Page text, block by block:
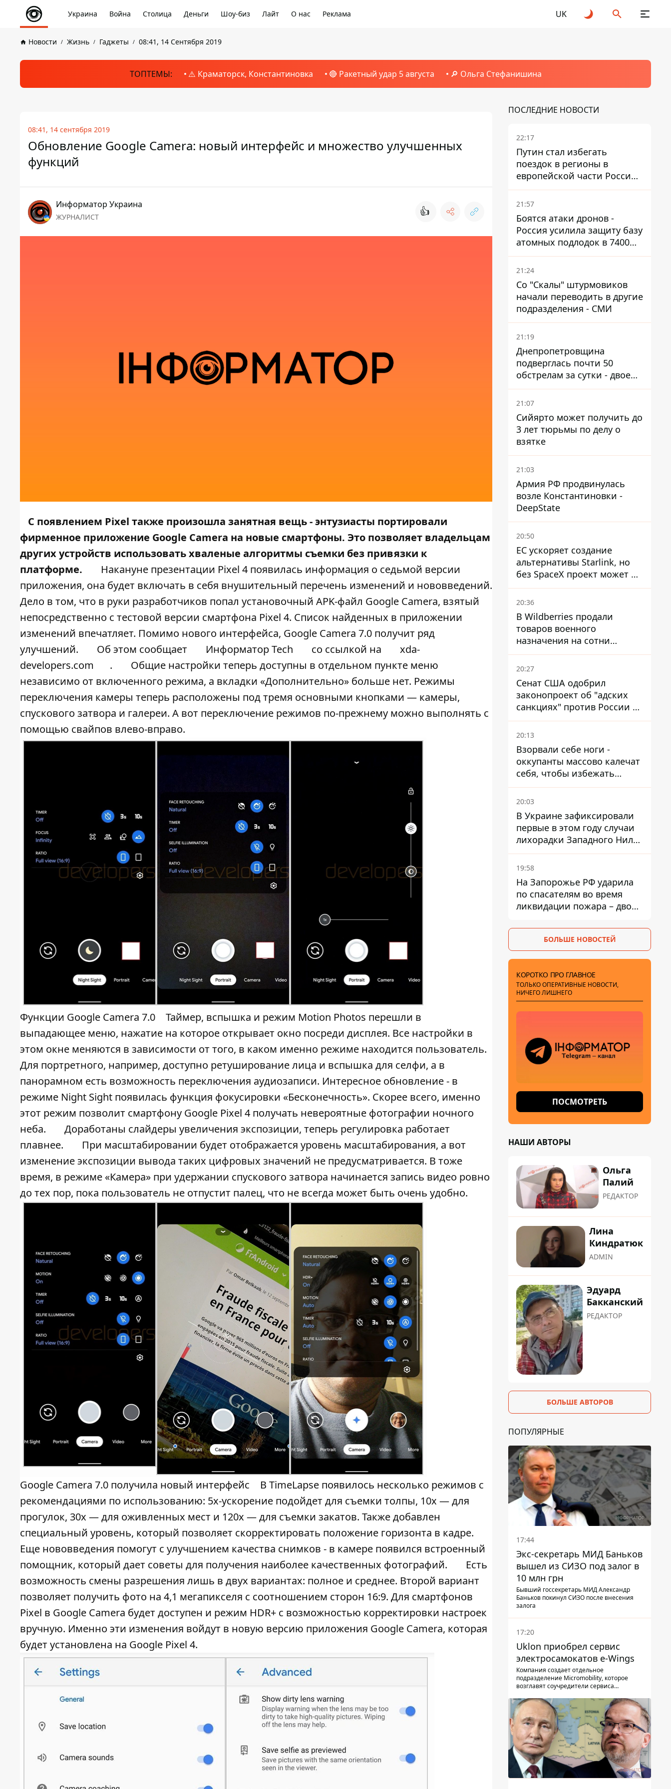
Украина Война Столица Деньги Шоу-биз Лайт О нас Реклама UK
Новости Жизнь Гаджеты 08:41, 14 Сентября 2019
ТОПТЕМЫ: ⚠️ Краматорск, Константиновка 🔴 Ракетный удар 5 августа 🔎 Ольга Стефанишина
08:41, 14 сентября 2019
Обновление Google Camera: новый интерфейс и множество улучшенных
функций
Информатор Украина
ЖУРНАЛИСТ 👍
С появлением Pixel также произошла занятная вещь - энтузиасты портировали
фирменное приложение Google Camera на новые смартфоны. Это позволяет владельцам
других устройств использовать хваленые алгоритмы съемки без привязки к
платформе.
Накануне презентации Pixel 4 появилась информация о седьмой версии
приложения, она будет включать в себя внушительный перечень изменений и нововведений.
Дело в том, что в руки разработчиков попал установочный APK-файл Google Camera, взятый
непосредственно с тестовой версии смартфона Pixel 4. Список найденных в приложении
изменений впечатляет. Помимо нового интерфейса, Google Camera 7.0 получит ряд
улучшений.
Об этом сообщает Информатор Tech со ссылкой на
xda-
developers.com
.
Общие настройки теперь доступны в отдельном пункте меню
независимо от включенного режима, а вкладки «Дополнительно» больше нет. Режимы
переключения камеры теперь расположены под тремя основными кнопками — камеры,
спускового затвора и галереи. А вот переключение режимов по-прежнему можно выполнять с
помощью свайпов влево-вправо.
Функции Google Camera 7.0
Таймер, вспышка и режим Motion Photos перешли в
выпадающее меню, нажатие на которое открывает окно посреди дисплея. Все настройки в
этом окне меняются в зависимости от того, в каком именно режиме находится пользователь.
Для портретного, например, доступно ретуширование лица и вспышка для селфи, а в
панорамном есть возможность переключения аудиозаписи. Интересное обновление - в
режиме Night Sight появилась функция фокусировки «Бесконечность». Скорее всего, именно
этот режим позволит смартфону Google Pixel 4 получать невероятные фотографии ночного
неба.
Доработаны слайдеры увеличения экспозиции, теперь регулировка работает
плавнее.
При масштабировании будет отображается уровень масштабирования, а вот
изменение экспозиции вывода таких цифровых значений не предусматривается. В тоже
время, в режиме «Камера» при удержании спускового затвора начинается запись видео ровно
до тех пор, пока пользователь не отпустит палец, что не всегда может быть очень удобно.
Google Camera 7.0 получила новый интерфейс
В TimeLapse появилось несколько режимов с
рекомендациями по использованию: 5х-ускорение подойдет для съемки толпы, 10х — для
прогулок, 30х — для оживленных мест и 120х — для съемки закатов. Также добавлен
специальный уровень, который позволяет скорректировать положение горизонта в кадре.
Еще нововведения помогут с улучшением качества снимков - в камере появился встроенный
помощник, который дает советы для получения наиболее качественных фотографий.
Есть
возможность смены разрешения лишь в двух вариантах: полное и среднее. Второй вариант
позволяет получить фото на 4,1 мегапикселя с соотношением сторон 16:9. Для смартфонов
Pixel в Google Camera будет доступен и режим HDR+ с возможностью корректировки настроек
вручную. Именно эти изменения войдут в новую версию приложения Google Camera, которая
будет установлена на Google Pixel 4.
ПОСЛЕДНИЕ НОВОСТИ
22:17
Путин стал избегать
поездок в регионы в
европейской части России,
куда регулярно долетают
дроны
21:57
Боятся атаки дронов -
Россия усилила защиту базу
атомных подлодок в 7400
км от Украины
21:24
Со "Скалы" штурмовиков
начали переводить в другие
подразделения - СМИ
21:19
Днепропетровщина
подверглась почти 50
обстрелам за сутки - двое
погибших, шесть
пострадавших
21:07
Сийярто может получить до
3 лет тюрьмы по делу о
взятке
21:03
Армия РФ продвинулась
возле Константиновки -
DeepState
20:50
ЕС ускоряет создание
альтернативы Starlink, но
без SpaceX проект может не
обойтись
20:36
В Wildberries продали
товаров военного
назначения на сотни
миллионов, но удары ВСУ
изменили ситуацию
20:27
Сенат США одобрил
законопроект об "адских
санкциях" против России и
Ирана
20:13
Взорвали себе ноги -
оккупанты массово калечат
себя, чтобы избежать
штурмов - ГУР
20:03
В Украине зафиксировали
первые в этом году случаи
лихорадки Западного Нила:
два человека заразились
после укусов комаров
19:58
На Запорожье РФ ударила
по спасателям во время
ликвидации пожара – двое
БОЛЬШЕ НОВОСТЕЙ
КОРОТКО ПРО ГЛАВНОЕ
ТОЛЬКО ОПЕРАТИВНЫЕ НОВОСТИ,
НИЧЕГО ЛИШНЕГО
ПОСМОТРЕТЬ
НАШИ АВТОРЫ
Ольга
Палий
РЕДАКТОР
Лина
Киндратюк
ADMIN
Эдуард
Бакканский
РЕДАКТОР
БОЛЬШЕ АВТОРОВ
ПОПУЛЯРНЫЕ
17:44
Экс-секретарь МИД Баньков
вышел из СИЗО под залог в
10 млн грн
Бывший госсекретарь МИД Александр
Баньков покинул СИЗО после внесения
залога
17:20
Uklon приобрел сервис
электросамокатов e-Wings
Компания создает отдельное
подразделение Micromobility, которое
возглавят соучредители сервиса